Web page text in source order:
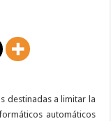
destinadas a limitar la
automáticos